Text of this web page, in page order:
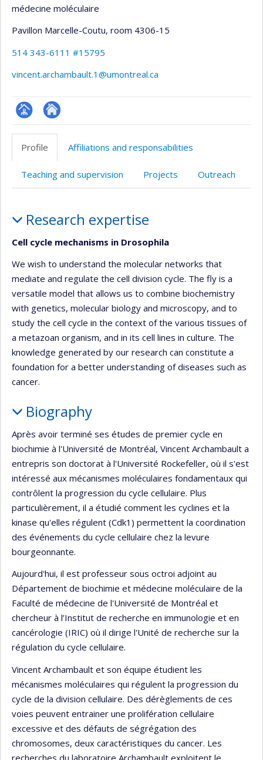
médecine moléculaire
Pavillon Marcelle-Coutu, room 4306-15
514 343-6111 #15795
vincent.archambault.1@umontreal.ca
Page
professionnelle
Autre
Profile Affiliations and responsabilities
Teaching and supervision Projects Outreach
Research expertise
Cell cycle mechanisms in Drosophila
We wish to understand the molecular networks that
mediate and regulate the cell division cycle. The fly is a
versatile model that allows us to combine biochemistry
with genetics, molecular biology and microscopy, and to
study the cell cycle in the context of the various tissues of
a metazoan organism, and in its cell lines in culture. The
knowledge generated by our research can constitute a
foundation for a better understanding of diseases such as
cancer.
Biography
Après avoir terminé ses études de premier cycle en
biochimie à l'Université de Montréal, Vincent Archambault a
entrepris son doctorat à l'Université Rockefeller, où il s'est
intéressé aux mécanismes moléculaires fondamentaux qui
contrôlent la progression du cycle cellulaire. Plus
particulièrement, il a étudié comment les cyclines et la
kinase qu'elles régulent (Cdk1) permettent la coordination
des événements du cycle cellulaire chez la levure
bourgeonnante.
Aujourd'hui, il est professeur sous octroi adjoint au
Département de biochimie et médecine moléculaire de la
Faculté de médecine de l'Université de Montréal et
chercheur à l’Institut de recherche en immunologie et en
cancérologie (IRIC) où il dirige l'Unité de recherche sur la
régulation du cycle cellulaire.
Vincent Archambault et son équipe étudient les
mécanismes moléculaires qui régulent la progression du
cycle de la division cellulaire. Des dérèglements de ces
voies peuvent entrainer une prolifération cellulaire
excessive et des défauts de ségrégation des
chromosomes, deux caractéristiques du cancer. Les
recherches du laboratoire Archambault exploitent le